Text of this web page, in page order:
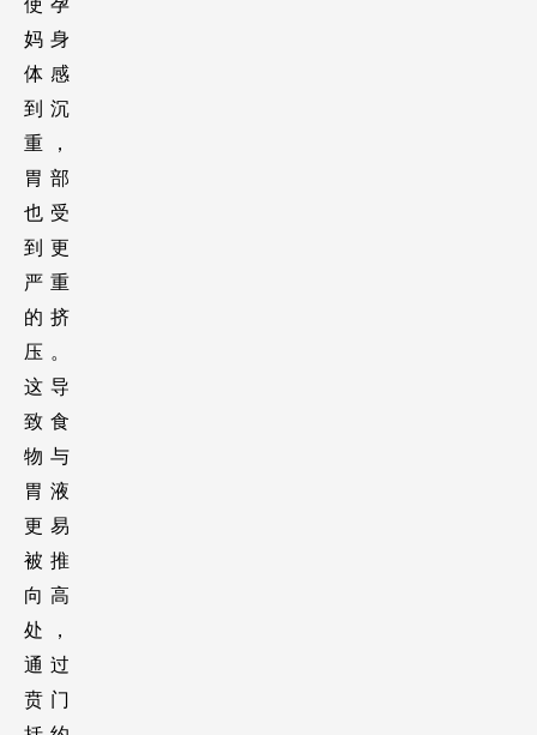
使孕
妈身
体感
到沉
重，
胃部
也受
到更
严重
的挤
压。
这导
致食
物与
胃液
更易
被推
向高
处，
通过
贲门